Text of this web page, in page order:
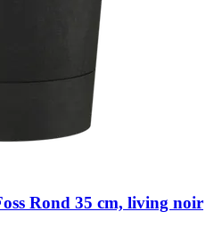
Rond 35 cm, living noir